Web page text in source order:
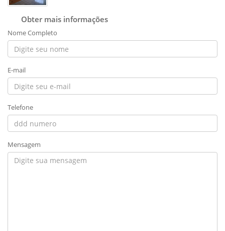
Obter mais informações
Nome Completo
E-mail
Telefone
Mensagem